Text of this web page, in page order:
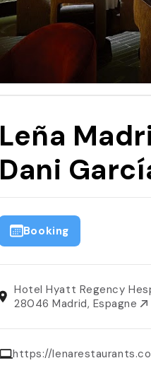
Leña
Dani
Booking
Hotel Hyatt Regency
28046 Madrid, Espagne
https://